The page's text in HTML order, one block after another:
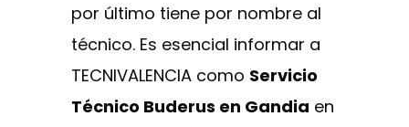
por último tiene por nombre al
técnico. Es esencial informar a
TECNIVALENCIA como Servicio
Técnico Buderus en Gandia en